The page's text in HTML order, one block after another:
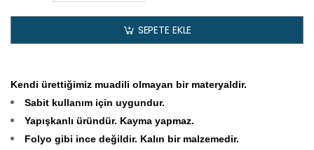
SEPETE EKLE
Kendi ürettiğimiz muadili olmayan bir materyaldir.
Sabit kullanım için uygundur.
Yapışkanlı üründür. Kayma yapmaz.
Folyo gibi ince değildir. Kalın bir malzemedir.